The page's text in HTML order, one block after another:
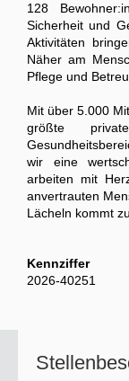
128
Sicherheit und
Aktivitäten
Näher am
Pflege und
Mit über 5.000
größte
wir eine
arbeiten mit
anvertrauten
Lächeln kommt
Kennziffer
2026-40251